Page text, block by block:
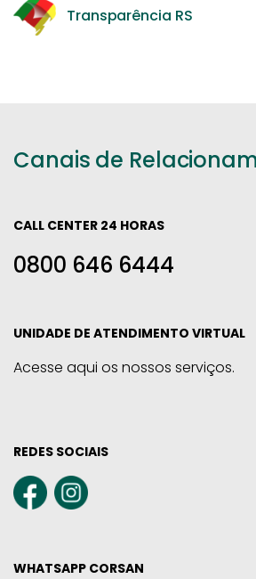
Transparência RS
Canais de
CALL CENTER 24 HORAS
0800 646 6444
UNIDADE DE ATENDIMENTO VIRTUAL
Acesse aqui os nossos serviços.
REDES SOCIAIS
WHATSAPP CORSAN